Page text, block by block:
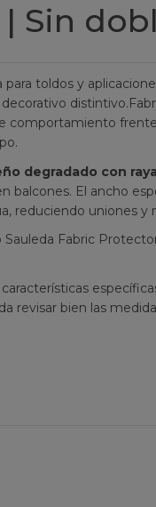
Sin
para toldos y
comportamiento
degradado con
balcones. El ancho
reduciendo uniones y
Fabric
revisar bien las